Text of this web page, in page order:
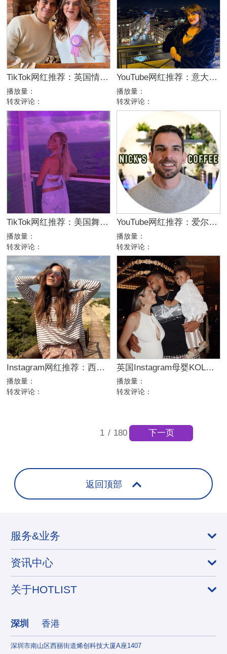
TikTok网红推荐：英国情侣生活旅行博主，互动挑战达人合作
播放量：
转发评论：
YouTube网红推荐：意大利家庭生活美妆护肤尾部博主
播放量：
转发评论：
TikTok网红推荐：美国舞蹈美女娱乐达人资源
播放量：
转发评论：
YouTube网红推荐：爱尔兰咖啡设备测评博主
播放量：
转发评论：
Instagram网红推荐：西班牙母婴亲子家庭博主，出海品牌合作推荐
播放量：
转发评论：
英国Instagram母婴KOL推荐：亲子生活与时尚穿搭博主
播放量：
转发评论：
1 / 180 下一页
返回顶部
服务&业务
资讯中心
关于HOTLIST
深圳 香港
深圳市南山区西丽街道烯创科技大厦A座1407